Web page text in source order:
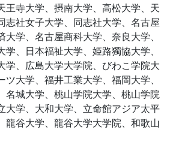
王寺大学、摂南大学、高松大学、天
志社女子大学、同志社大学、名古屋
大学、名古屋商科大学、奈良大学、
学、日本福祉大学、姫路獨協大学、
学、広島大学大学院、びわこ学院大
ツ大学、福井工業大学、福岡大学、
名城大学、桃山学院大学、桃山学院
大学、大和大学、立命館アジア太平
龍谷大学、龍谷大学大学院、和歌山